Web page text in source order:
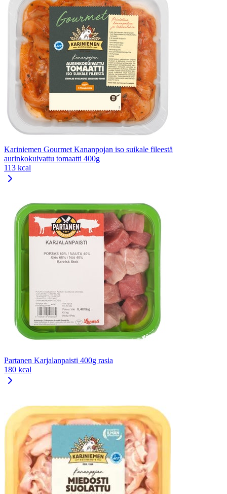
Kariniemen Gourmet Kananpojan iso suikale fileestä
aurinkokuivattu tomaatti 400g
113 kcal
Partanen Karjalanpaisti 400g rasia
180 kcal